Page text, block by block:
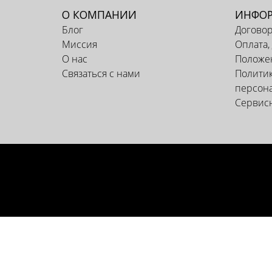
О КОМПАНИИ
Блог
Миссия
О нас
Связаться с нами
Оплата,